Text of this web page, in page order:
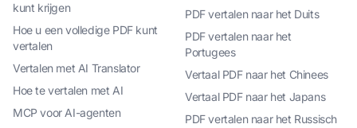
kunt krijgen
Hoe u een volledige PDF kunt
vertalen
Vertalen met AI Translator
Hoe te vertalen met AI
MCP voor AI-agenten
PDF vertalen naar het Duits
PDF vertalen naar het
Portugees
Vertaal PDF naar het Chinees
Vertaal PDF naar het Japans
PDF vertalen naar het Russisch